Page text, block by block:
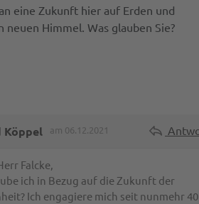
eine Zukunft hier auf Erden und
Himmel. Was glauben Sie?
Köppel am 06.12.2021
Falcke,
ich in Bezug auf die Zukunft der
Ich engagiere mich seit nunmehr 40